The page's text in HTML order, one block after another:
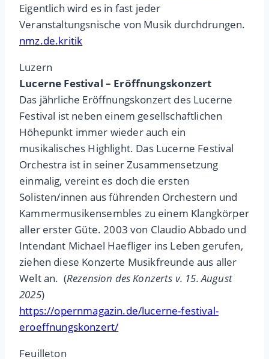
Eigentlich wird es in fast jeder
Veranstaltungsnische von Musik durchdrungen.
nmz.de.kritik
Luzern
Lucerne Festival – Eröffnungskonzert
Das jährliche Eröffnungskonzert des Lucerne
Festival ist neben einem gesellschaftlichen
Höhepunkt immer wieder auch ein
musikalisches Highlight. Das Lucerne Festival
Orchestra ist in seiner Zusammensetzung
einmalig, vereint es doch die ersten
Solisten/innen aus führenden Orchestern und
Kammermusikensembles zu einem Klangkörper
aller erster Güte. 2003 von Claudio Abbado und
Intendant Michael Haefliger ins Leben gerufen,
ziehen diese Konzerte Musikfreunde aus aller
Welt an. (Rezension des Konzerts v. 15. August
2025)
https://opernmagazin.de/lucerne-festival-
eroeffnungskonzert/
Feuilleton